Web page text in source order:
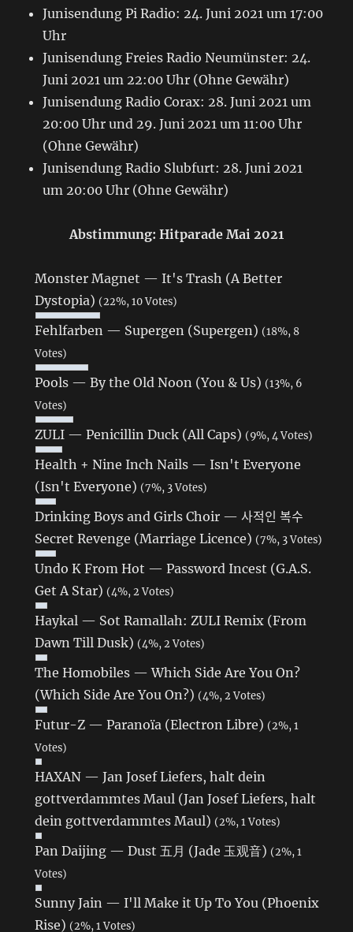
Junisendung Pi Radio: 24. Juni 2021 um 17:00
Uhr
Junisendung Freies Radio Neumünster: 24.
Juni 2021 um 22:00 Uhr (Ohne Gewähr)
Junisendung Radio Corax: 28. Juni 2021 um
20:00 Uhr und 29. Juni 2021 um 11:00 Uhr
(Ohne Gewähr)
Junisendung Radio Slubfurt: 28. Juni 2021
um 20:00 Uhr (Ohne Gewähr)
Abstimmung: Hitparade Mai 2021
Monster Magnet — It's Trash (A Better
Dystopia) (22%, 10 Votes)
Fehlfarben — Supergen (Supergen) (18%, 8
Votes)
Pools — By the Old Noon (You & Us) (13%, 6
Votes)
ZULI — Penicillin Duck (All Caps) (9%, 4 Votes)
Health + Nine Inch Nails — Isn't Everyone
(Isn't Everyone) (7%, 3 Votes)
Drinking Boys and Girls Choir — 사적인 복수
Secret Revenge (Marriage Licence) (7%, 3 Votes)
Undo K From Hot — Password Incest (G.A.S.
Get A Star) (4%, 2 Votes)
Haykal — Sot Ramallah: ZULI Remix (From
Dawn Till Dusk) (4%, 2 Votes)
The Homobiles — Which Side Are You On?
(Which Side Are You On?) (4%, 2 Votes)
Futur-Z — Paranoïa (Electron Libre) (2%, 1
Votes)
HAXAN — Jan Josef Liefers, halt dein
gottverdammtes Maul (Jan Josef Liefers, halt
dein gottverdammtes Maul) (2%, 1 Votes)
Pan Daijing — Dust 五月 (Jade 玉观音) (2%, 1
Votes)
Sunny Jain — I'll Make it Up To You (Phoenix
Rise) (2%, 1 Votes)